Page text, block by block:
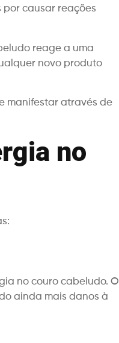
causar reações
reage a uma
novo produto
manifestar através de
no
no couro cabeludo. O
ainda mais danos à